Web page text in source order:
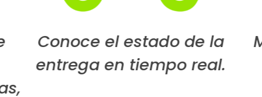
Mejora la calidad del
servicio